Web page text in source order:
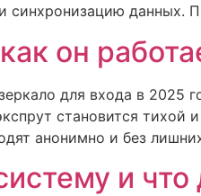
синхронизацию данных.
он
для входа в
становится
анонимно и без
и что